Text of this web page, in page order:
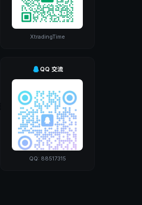
XtradingTime
QQ 交流
QQ: 88517315